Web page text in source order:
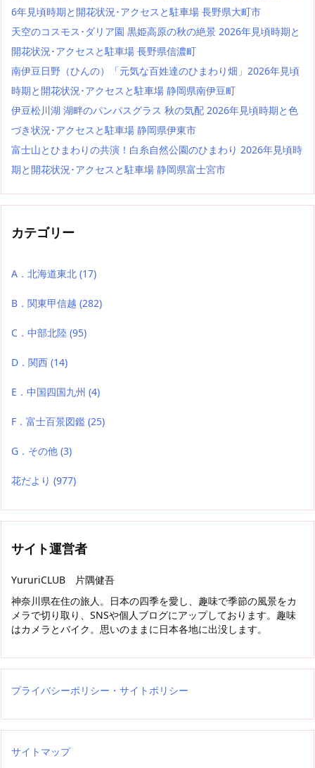
6年見頃時期と開花状況･アクセスと駐車場 長野県大町市
天空のコスモス･ダリア園 黒姫高原の秋の絶景 2026年見頃時期と
開花状況･アクセスと駐車場 長野県信濃町
南伊豆日野（ひんの）「元気な百姓達のひまわり畑」2026年見頃
時期と開花状況･アクセスと駐車場 静岡県南伊豆町
伊豆松川湖 湖畔のパンパスグラス 秋の気配 2026年見頃時期と色
づき状況･アクセスと駐車場 静岡県伊東市
富士山とひまわりの共演！白糸自然公園のひまわり 2026年見頃時
期と開花状況･アクセスと駐車場 静岡県富士宮市
カテゴリー
A．北海道東北 (17)
B．関東甲信越 (282)
C．中部北陸 (95)
D．関西 (14)
E．中国四国九州 (4)
F．富士百景図鑑 (25)
G．その他 (3)
花だより (977)
サイト運営者
YururiCLUB 片隅健吾
神奈川県在住の旅人。日本の四季を愛し、趣味で季節の風景をカ
メラで切り取り、SNSや個人ブログにアップしております。趣味
はカメラとバイク。思いのままに日本各地に出没します。
プライバシーポリシー・サイトポリシー
サイトマップ